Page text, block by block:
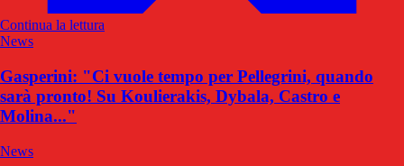
Continua la lettura
News
Gasperini: "Ci vuole tempo per Pellegrini, quando
sarà pronto! Su Koulierakis, Dybala, Castro e
Molina..."
News